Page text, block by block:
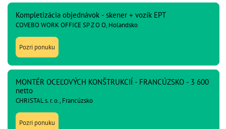
Kompletizácia objednávok - skener + vozík EPT
COVEBO WORK OFFICE SP Z O O, Holandsko
Pozri ponuku
MONTÉR OCEĽOVÝCH KONŠTRUKCIÍ - FRANCÚZSKO - 3 600
netto
CHRISTAL s. r. o., Francúzsko
Pozri ponuku